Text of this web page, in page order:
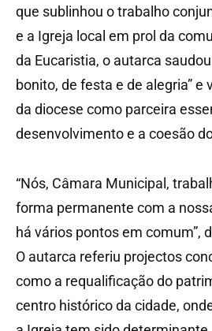
que sublinhou o trabalho
e a Igreja local em prol da
da Eucaristia, o autarca
bonito, de festa e de alegria” e
da diocese como parceira
desenvolvimento e a coesão
“Nós, Câmara Municipal,
forma permanente com a
há vários pontos em comum”,
O autarca referiu projectos
como a requalificação do
centro histórico da cidade,